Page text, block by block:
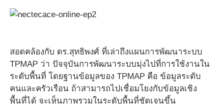
สอดคล้องกับ ดร.สุทธิพงศ์ ที่เล่าถึงแผนการพัฒนาระบบ
TPMAP ว่า ปัจจุบันการพัฒนาระบบมุ่งไปที่การใช้งานใน
ระดับพื้นที่ โดยฐานข้อมูลของ TPMAP คือ ข้อมูลระดับ
คนและครัวเรือน ถ้าสามารถไปเชื่อมโยงกับข้อมูลเชิง
พื้นที่ได้ จะเห็นภาพรวมในระดับพื้นที่ชัดเจนขึ้น